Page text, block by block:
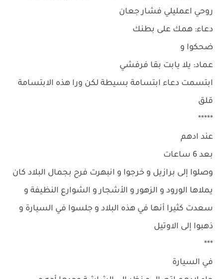
روحي اعمليلي فشار جعان
دعاء: همك على بطنك
ضحكوا و
عماد: يلا يابت بقا فرفشي
ابتسمت دعاء ابتسامة بسيطة لكن ورا هذه الابتسامة
قلق
*****
عند ادهم
بعد 6 ساعات
وصلوا إلى برازيل و خرجوا و انبهرت فرح بجمال البلاد كان
يملاها الورود و الزهور و الأشجار و الشوارع النظيفة و
سعدت كثيرا أنها في هذه البلاد و جلسوا في السيارة و
ذهبوا إلى الاوتيل
***
في السيارة